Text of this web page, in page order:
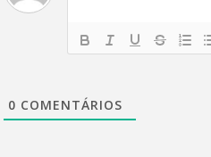
0 COMENTÁRIOS